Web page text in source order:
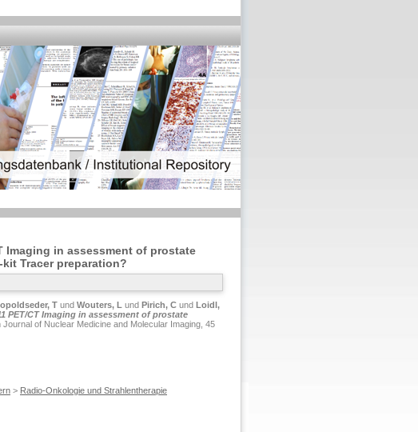
Imaging in assessment of prostate
Tracer preparation?
T und Wouters, L und Pirich, C und Loidl,
PET/CT Imaging in assessment of prostate
Journal of Nuclear Medicine and Molecular Imaging, 45
> Radio-Onkologie und Strahlentherapie